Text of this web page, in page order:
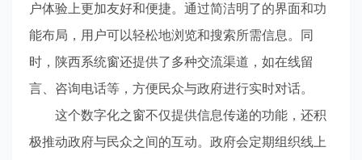
户体验上更加友好和便捷。通过简洁明了的界面和功
能布局，用户可以轻松地浏览和搜索所需信息。同
时，陕西系统窗还提供了多种交流渠道，如在线留
言、咨询电话等，方便民众与政府进行实时对话。
这个数字化之窗不仅提供信息传递的功能，还积
极推动政府与民众之间的互动。政府会定期组织线上